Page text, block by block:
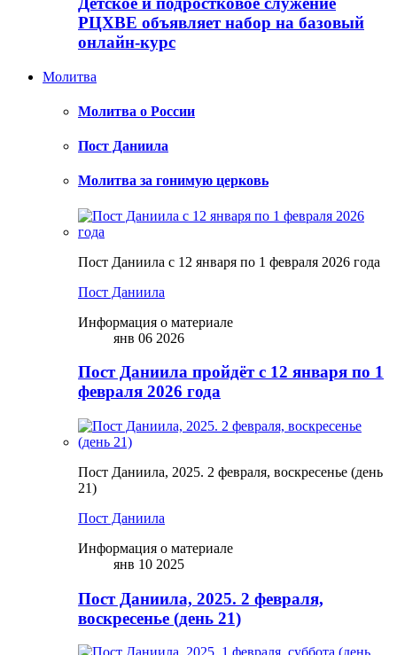
РЦХВЕ объявляет набор на базовый
онлайн-курс
Молитва
Молитва о России
Пост Даниила
Молитва за гонимую церковь
Пост Даниила с 12 января по 1 февраля 2026 года
Пост Даниила
Информация о материале
янв 06 2026
Пост Даниила пройдёт с 12 января по 1
февраля 2026 года
Пост Даниила, 2025. 2 февраля, воскресенье (день
21)
Пост Даниила
Информация о материале
янв 10 2025
Пост Даниила, 2025. 2 февраля,
воскресенье (день 21)